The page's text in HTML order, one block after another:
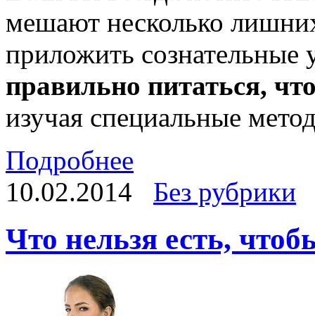
мешают несколько
приложить сознательные
правильно питаться,
изучая специальные
Подробнее
10.02.2014
Без рубрики
Что нельзя есть,